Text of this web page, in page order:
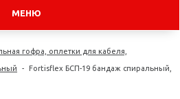
МЕНЮ
гофра, оплетки для кабеля,
- Fortisflex БСП-19 бандаж спиральный,